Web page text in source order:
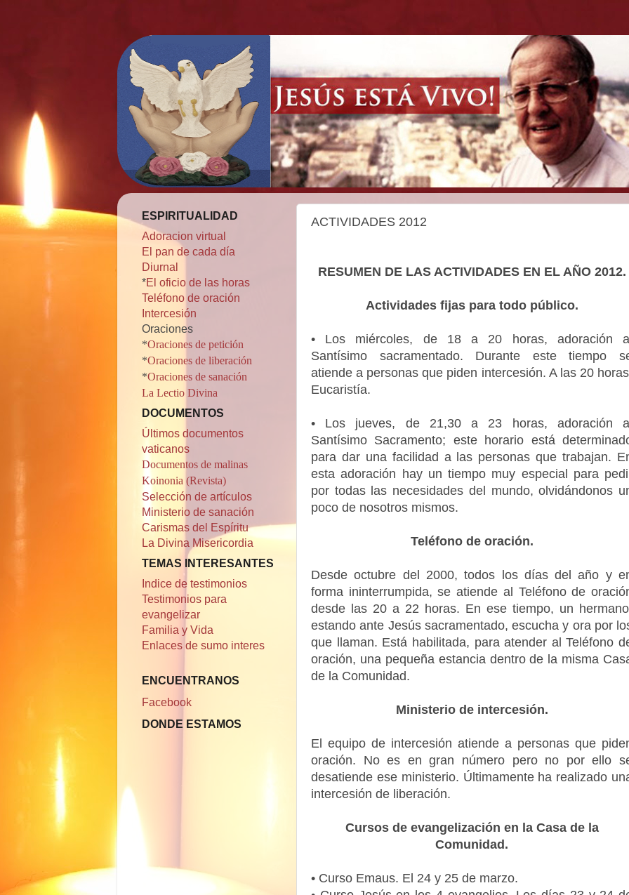
ACTIVIDADES 2012
RESUMEN DE LAS ACTIVIDADES EN EL AÑO 2012.
Actividades fijas para todo público.
• Los miércoles, de 18 a 20 horas, adoración al
Santísimo sacramentado. Durante este tiempo
atiende a personas que piden intercesión. A las 20
Eucaristía.
• Los jueves, de 21,30 a 23 horas, adoración al
Santísimo Sacramento; este horario está
para dar una facilidad a las personas que trabajan.
esta adoración hay un tiempo muy especial para
por todas las necesidades del mundo, olvidándonos
poco de nosotros mismos.
Teléfono de oración.
Desde octubre del 2000, todos los días del año y
forma ininterrumpida, se atiende al Teléfono de
desde las 20 a 22 horas. En ese tiempo, un
estando ante Jesús sacramentado, escucha y ora por
que llaman. Está habilitada, para atender al Teléfono
oración, una pequeña estancia dentro de la misma
de la Comunidad.
Ministerio de intercesión.
El equipo de intercesión atiende a personas que
oración. No es en gran número pero no por ello
desatiende ese ministerio. Últimamente ha realizado
intercesión de liberación.
Cursos de evangelización en la Casa de la
Comunidad.
• Curso Emaus. El 24 y 25 de marzo.
ESPIRITUALIDAD
Adoracion virtual
El pan de cada día
Diurnal
*El oficio de las horas
Teléfono de oración
Intercesión
Oraciones
*Oraciones de petición
*Oraciones de liberación
*Oraciones de sanación
La Lectio Divina
DOCUMENTOS
Últimos documentos
vaticanos
Documentos de malinas
Koinonia (Revista)
Selección de artículos
Ministerio de sanación
Carismas del Espíritu
La Divina Misericordia
TEMAS INTERESANTES
Indice de testimonios
Testimonios para
evangelizar
Familia y Vida
Enlaces de sumo interes
ENCUENTRANOS
Facebook
DONDE ESTAMOS